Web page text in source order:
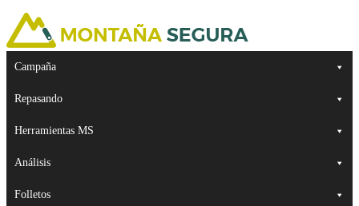
Campaña
Repasando
Herramientas MS
Análisis
Folletos